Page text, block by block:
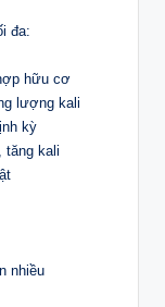
đa:
hữu cơ
lượng kali
kỳ
tăng kali
nhiều